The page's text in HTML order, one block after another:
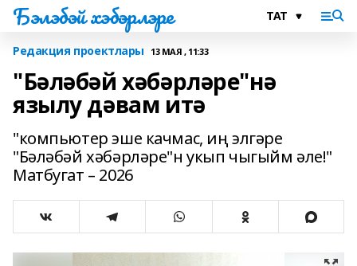
Бэлэбэй хэбэрлэре
Редакция проектлары 13 МАЯ , 11:33
"Бәләбәй хәбәрләре"нә
язылу дәвам итә
"компьютер эше качмас, иң элгәре
"Бәләбәй хәбәрләре"н укып чыгыйм әле!"
Матбугат – 2026